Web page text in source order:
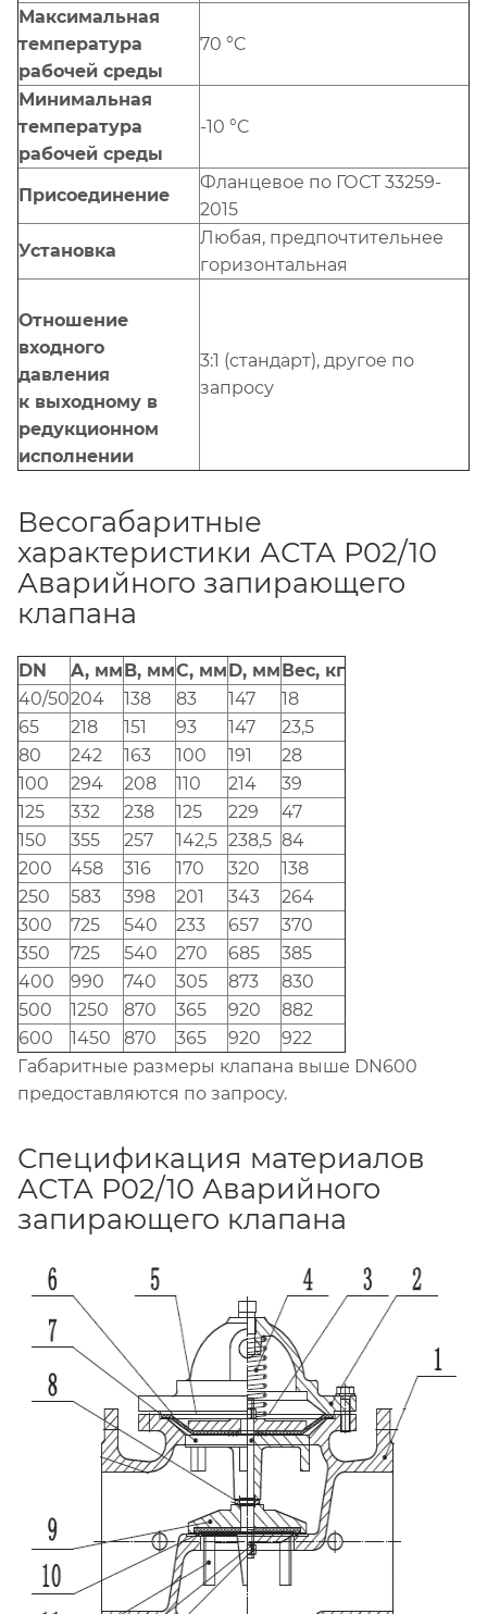
Максимальная
температура
рабочей среды
70 °C
Минимальная
температура
рабочей среды
-10 °C
Присоединение
Фланцевое по ГОСТ 33259-
2015
Установка
Любая, предпочтительнее
горизонтальная
Отношение
входного
давления
к выходному в
редукционном
исполнении
3:1 (стандарт), другое по
запросу
Весогабаритные
характеристики АСТА Р02/10
Аварийного запирающего
клапана
DN A, ммB, ммC, ммD, ммВес, кг
40/50204 138 83 147
18
65
218 151 93 147
23,5
80
242 163 100 191
28
100
294 208 110 214
39
125
332 238 125 229
47
150
355 257 142,5 238,5 84
200
458 316 170 320
138
250
583 398 201 343
264
300
725 540 233 657
370
350
725 540 270 685
385
400
990 740 305 873
830
500
1250 870 365 920
882
600
1450 870 365 920
922
Габаритные размеры клапана выше DN600
предоставляются по запросу.
Спецификация материалов
АСТА Р02/10 Аварийного
запирающего клапана